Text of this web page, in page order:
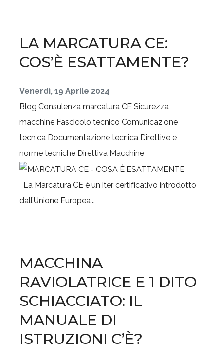
LA MARCATURA CE:
COS’È ESATTAMENTE?
Venerdì, 19 Aprile 2024
Blog Consulenza marcatura CE Sicurezza
macchine Fascicolo tecnico Comunicazione
tecnica Documentazione tecnica Direttive e
norme tecniche Direttiva Macchine
La Marcatura CE è un iter certificativo introdotto
dall’Unione Europea...
MACCHINA
RAVIOLATRICE E 1 DITO
SCHIACCIATO: IL
MANUALE DI
ISTRUZIONI C’È?